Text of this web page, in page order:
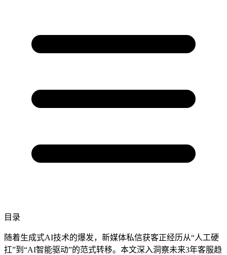
目录
随着生成式AI技术的爆发，新媒体私信获客正经历从“人工硬
扛”到“AI智能驱动”的范式转移。本文深入洞察未来3年客服趋